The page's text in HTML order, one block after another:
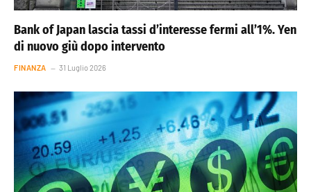
Bank of Japan lascia tassi d’interesse fermi all’1%. Yen
di nuovo giù dopo intervento
FINANZA 31 Luglio 2026